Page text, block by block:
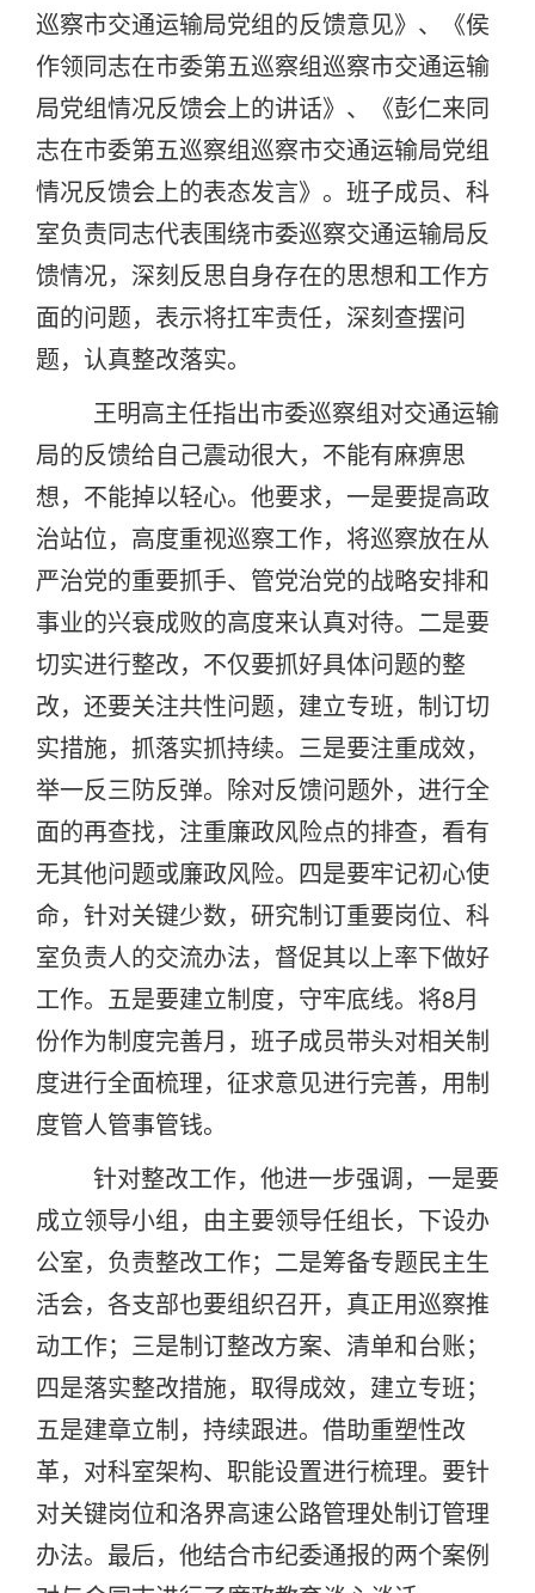
巡察市交通运输局党组的反馈意见》、《侯
作领同志在市委第五巡察组巡察市交通运输
局党组情况反馈会上的讲话》、《彭仁来同
志在市委第五巡察组巡察市交通运输局党组
情况反馈会上的表态发言》。班子成员、科
室负责同志代表围绕市委巡察交通运输局反
馈情况，深刻反思自身存在的思想和工作方
面的问题，表示将扛牢责任，深刻查摆问
题，认真整改落实。
王明高主任指出市委巡察组对交通运输
局的反馈给自己震动很大，不能有麻痹思
想，不能掉以轻心。他要求，一是要提高政
治站位，高度重视巡察工作，将巡察放在从
严治党的重要抓手、管党治党的战略安排和
事业的兴衰成败的高度来认真对待。二是要
切实进行整改，不仅要抓好具体问题的整
改，还要关注共性问题，建立专班，制订切
实措施，抓落实抓持续。三是要注重成效，
举一反三防反弹。除对反馈问题外，进行全
面的再查找，注重廉政风险点的排查，看有
无其他问题或廉政风险。四是要牢记初心使
命，针对关键少数，研究制订重要岗位、科
室负责人的交流办法，督促其以上率下做好
工作。五是要建立制度，守牢底线。将8月
份作为制度完善月，班子成员带头对相关制
度进行全面梳理，征求意见进行完善，用制
度管人管事管钱。
针对整改工作，他进一步强调，一是要
成立领导小组，由主要领导任组长，下设办
公室，负责整改工作；二是筹备专题民主生
活会，各支部也要组织召开，真正用巡察推
动工作；三是制订整改方案、清单和台账；
四是落实整改措施，取得成效，建立专班；
五是建章立制，持续跟进。借助重塑性改
革，对科室架构、职能设置进行梳理。要针
对关键岗位和洛界高速公路管理处制订管理
办法。最后，他结合市纪委通报的两个案例